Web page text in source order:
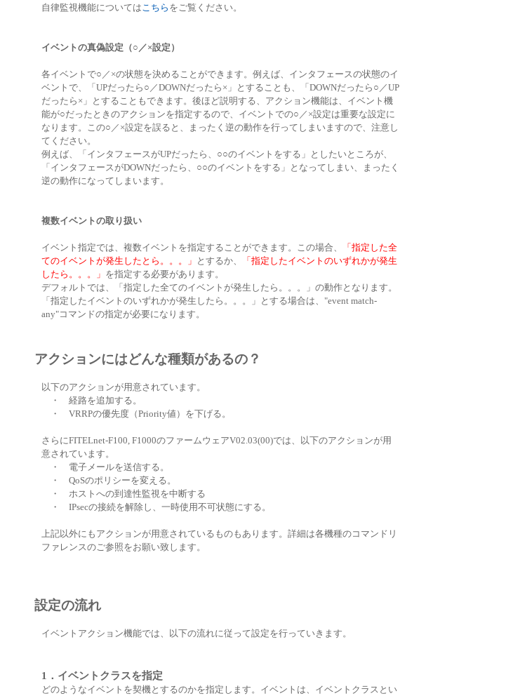
自律監視機能についてはこちら をご覧ください。
イベントの真偽設定（○／×設定）
各イベントで○／×の状態を決めることができます。例えば、インタフェースの状態のイ
ベントで、「UPだったら○／DOWNだったら×」とすることも、「DOWNだったら○／UP
だったら×」とすることもできます。後ほど説明する、アクション機能は、イベント機
能が○だったときのアクションを指定するので、イベントでの○／×設定は重要な設定に
なります。この○／×設定を誤ると、まったく逆の動作を行ってしまいますので、注意し
てください。
例えば、「インタフェースがUPだったら、○○のイベントをする」としたいところが、
「インタフェースがDOWNだったら、○○のイベントをする」となってしまい、まったく
逆の動作になってしまいます。
複数イベントの取り扱い
イベント指定では、複数イベントを指定することができます。この場合、
「指定した全
てのイベントが発生したとら。。。」
とするか、
「指定したイベントのいずれかが発生
したら。。。」 を指定する必要があります。
デフォルトでは、「指定した全てのイベントが発生したら。。。」の動作となります。
「指定したイベントのいずれかが発生したら。。。」とする場合は、"event match-
any"コマンドの指定が必要になります。
アクションにはどんな種類があるの？
以下のアクションが用意されています。
・ 経路を追加する。
・ VRRPの優先度（Priority値）を下げる。
さらにFITELnet-F100, F1000のファームウェアV02.03(00)では、以下のアクションが用
意されています。
・ 電子メールを送信する。
・ QoSのポリシーを変える。
・ ホストへの到達性監視を中断する
・ IPsecの接続を解除し、一時使用不可状態にする。
上記以外にもアクションが用意されているものもあります。詳細は各機種のコマンドリ
ファレンスのご参照をお願い致します。
設定の流れ
イベントアクション機能では、以下の流れに従って設定を行っていきます。
1．イベントクラスを指定
どのようなイベントを契機とするのかを指定します。イベントは、イベントクラスとい